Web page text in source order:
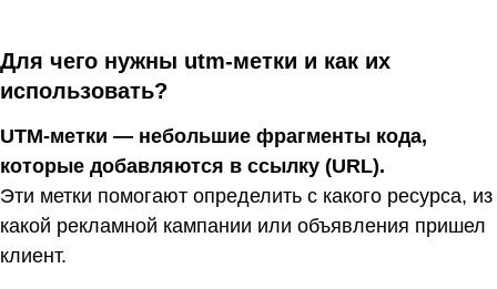
Для чего нужны utm-метки и как их
использовать?
UTM-метки — небольшие фрагменты кода,
которые добавляются в ссылку (URL).
Эти метки помогают определить с какого ресурса, из
какой рекламной кампании или объявления пришел
клиент.